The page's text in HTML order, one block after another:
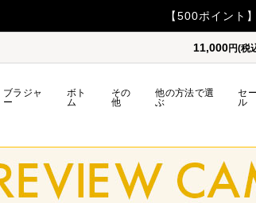
11,000円(税
ブラジャ
ー
ボト
ム
その
他
他の方法で選
ぶ
セー
ル